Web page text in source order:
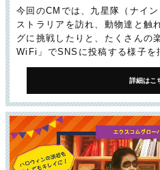
今回のCMでは、九星隊（ナイ
ストラリアを訪れ、動物達と触
グに挑戦したりと、たくさんの
WiFi」でSNSに投稿する様子を
詳細はこ